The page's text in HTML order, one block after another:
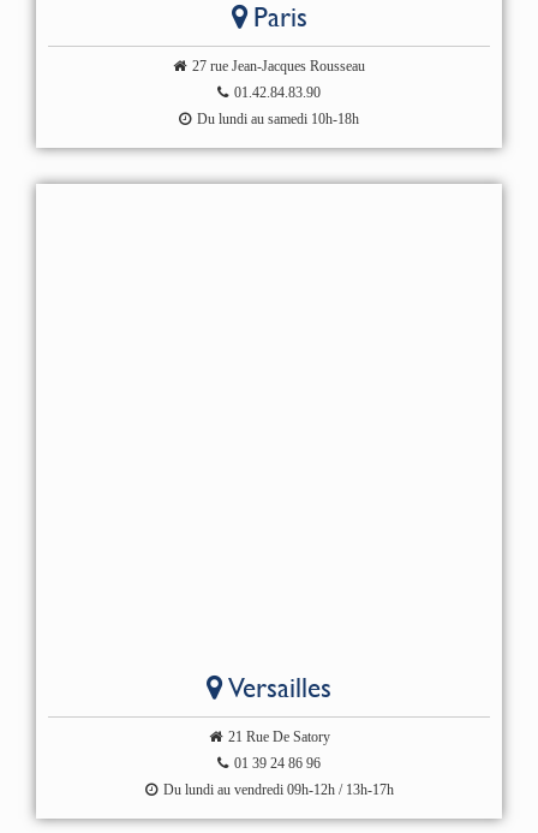
Paris
27 rue Jean-Jacques Rousseau
01.42.84.83.90
Du lundi au samedi 10h-18h
Versailles
21 Rue De Satory
01 39 24 86 96
Du lundi au vendredi 09h-12h / 13h-17h